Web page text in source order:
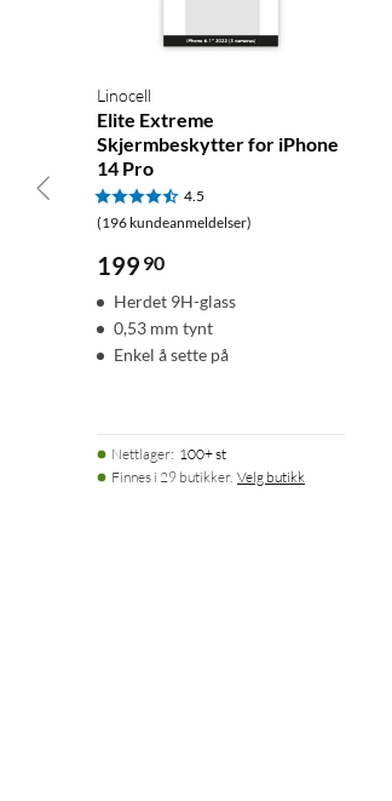
Linocell
Elite Extreme
Skjermbeskytter for iPhone
14 Pro
4.5
(196 kundeanmeldelser)
199 90
Herdet 9H-glass
0,53 mm tynt
Enkel å sette på
Nettlager: 100+ st
Finnes i 29 butikker. Velg butikk